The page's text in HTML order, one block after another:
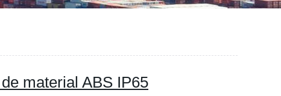
material ABS IP65